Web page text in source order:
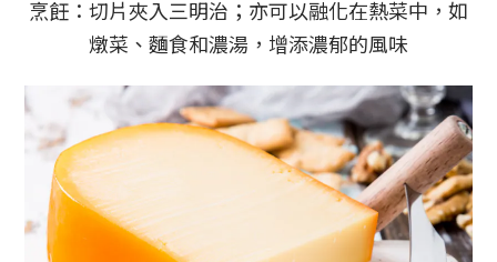
烹飪：切片夾入三明治；亦可以融化在熱菜中，如
燉菜、麵食和濃湯，增添濃郁的風味